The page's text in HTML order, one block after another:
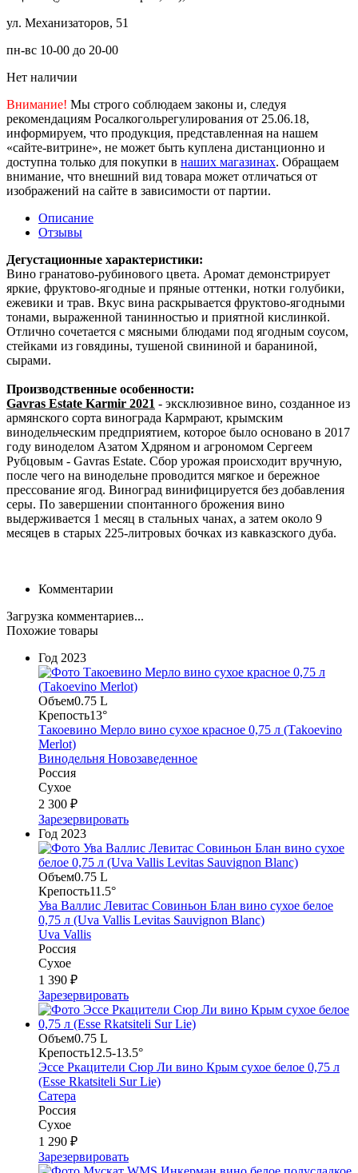
ул. Механизаторов, 51
пн-вс 10-00 до 20-00
Нет наличии
Внимание! Мы строго соблюдаем законы и, следуя
рекомендациям Росалкогольрегулирования от 25.06.18,
информируем, что продукция, представленная на нашем
«сайте-витрине», не может быть куплена дистанционно и
доступна только для покупки в наших магазинах. Обращаем
внимание, что внешний вид товара может отличаться от
изображений на сайте в зависимости от партии.
Описание
Отзывы
Дегустационные характеристики:
Вино гранатово-рубинового цвета. Аромат демонстрирует
яркие, фруктово-ягодные и пряные оттенки, нотки голубики,
ежевики и трав. Вкус вина раскрывается фруктово-ягодными
тонами, выраженной танинностью и приятной кислинкой.
Отлично сочетается с мясными блюдами под ягодным соусом,
стейками из говядины, тушеной свининой и бараниной,
сырами.
Производственные особенности:
Gavras Estate Karmir 2021 - эксклюзивное вино, созданное из
армянского сорта винограда Кармрают, крымским
винодельческим предприятием, которое было основано в 2017
году виноделом Азатом Хдряном и агрономом Сергеем
Рубцовым - Gavras Estate. Сбор урожая происходит вручную,
после чего на винодельне проводится мягкое и бережное
прессование ягод. Виноград винифицируется без добавления
серы. По завершении спонтанного брожения вино
выдерживается 1 месяц в стальных чанах, а затем около 9
месяцев в старых 225-литровых бочках из кавказского дуба.
Комментарии
Загрузка комментариев...
Похожие товары
Год 2023
Объем0.75 L
Крепость13°
Такоевино Мерло вино сухое красное 0,75 л (Тakoevino
Merlot)
Винодельня Новозаведенное
Россия
Сухое
2 300 ₽
Зарезервировать
Год 2023
Объем0.75 L
Крепость11.5°
Ува Валлис Левитас Совиньон Блан вино сухое белое
0,75 л (Uva Vallis Levitas Sauvignon Blanc)
Uva Vallis
Россия
Сухое
1 390 ₽
Зарезервировать
Объем0.75 L
Крепость12.5-13.5°
Эссе Ркацители Сюр Ли вино Крым сухое белое 0,75 л
(Esse Rkatsiteli Sur Lie)
Сатера
Россия
Сухое
1 290 ₽
Зарезервировать